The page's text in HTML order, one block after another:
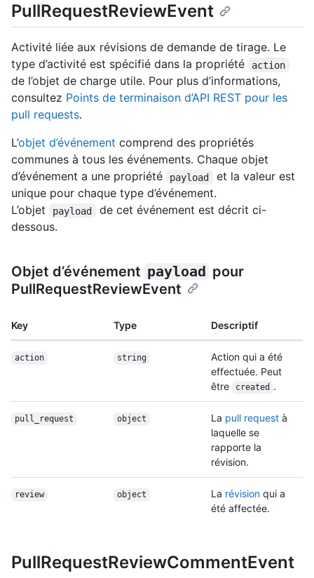
PullRequestReviewEvent
Activité liée aux révisions de demande de tirage. Le
type d’activité est spécifié dans la propriété
action
de l’objet de charge utile. Pour plus d’informations,
consultez Points de terminaison d’API REST pour les
pull requests.
L’objet d’événement comprend des propriétés
communes à tous les événements. Chaque objet
d’événement a une propriété
payload
et la valeur est
unique pour chaque type d’événement.
L’objet
payload
de cet événement est décrit ci-
dessous.
Objet d’événement payload pour
PullRequestReviewEvent
Key Type Descriptif
action string
Action qui a été
effectuée. Peut
être
created .
pull_request object La pull request à
laquelle se
rapporte la
révision.
review object La révision qui a
été affectée.
PullRequestReviewCommentEvent